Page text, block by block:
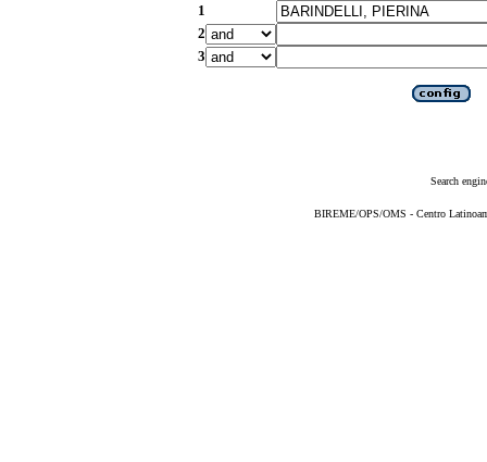
1
2
3
Search
BIREME/OPS/OMS - Centro